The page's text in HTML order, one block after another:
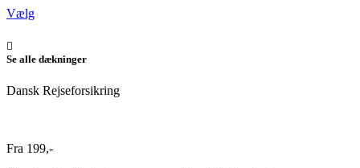
Vælg
Se alle dækninger
Dansk Rejseforsikring
Fra 199,-